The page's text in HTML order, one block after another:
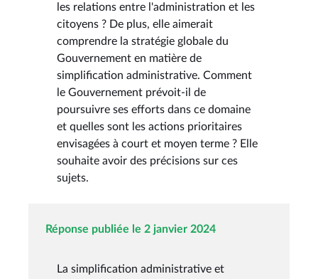
les relations entre l'administration et les
citoyens ? De plus, elle aimerait
comprendre la stratégie globale du
Gouvernement en matière de
simplification administrative. Comment
le Gouvernement prévoit-il de
poursuivre ses efforts dans ce domaine
et quelles sont les actions prioritaires
envisagées à court et moyen terme ? Elle
souhaite avoir des précisions sur ces
sujets.
Réponse publiée le 2 janvier 2024
La simplification administrative et